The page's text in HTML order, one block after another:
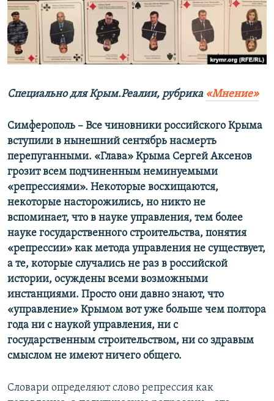
ПОБЕДИТЕЛЕЙ НЕ СУДЯТ?
КРЫМ.НЕПОКОРЕННЫЙ
ELIFBE
ПРИСОЕДИНЯЙТЕСЬ!
Все сайты RFE/RL
Специально для Крым.Реалии, рубрика «Мнение»
Симферополь – Все чиновники российского Крыма
вступили в нынешний сентябрь насмерть
перепуганными. «Глава» Крыма Сергей Аксенов
грозит всем подчиненным неминуемыми
«репрессиями». Некоторые восхищаются,
некоторые насторожились, но никто не
вспоминает, что в науке управления, тем более
науке государственного строительства, понятия
«репрессии» как метода управления не существует,
а те, которые случались не раз в российской
истории, осуждены всеми возможными
инстанциями. Просто они давно знают, что
«управление» Крымом вот уже больше чем полтора
года ни с наукой управления, ни с
государственным строительством, ни со здравым
смыслом не имеют ничего общего.
Словари определяют слово репрессия как